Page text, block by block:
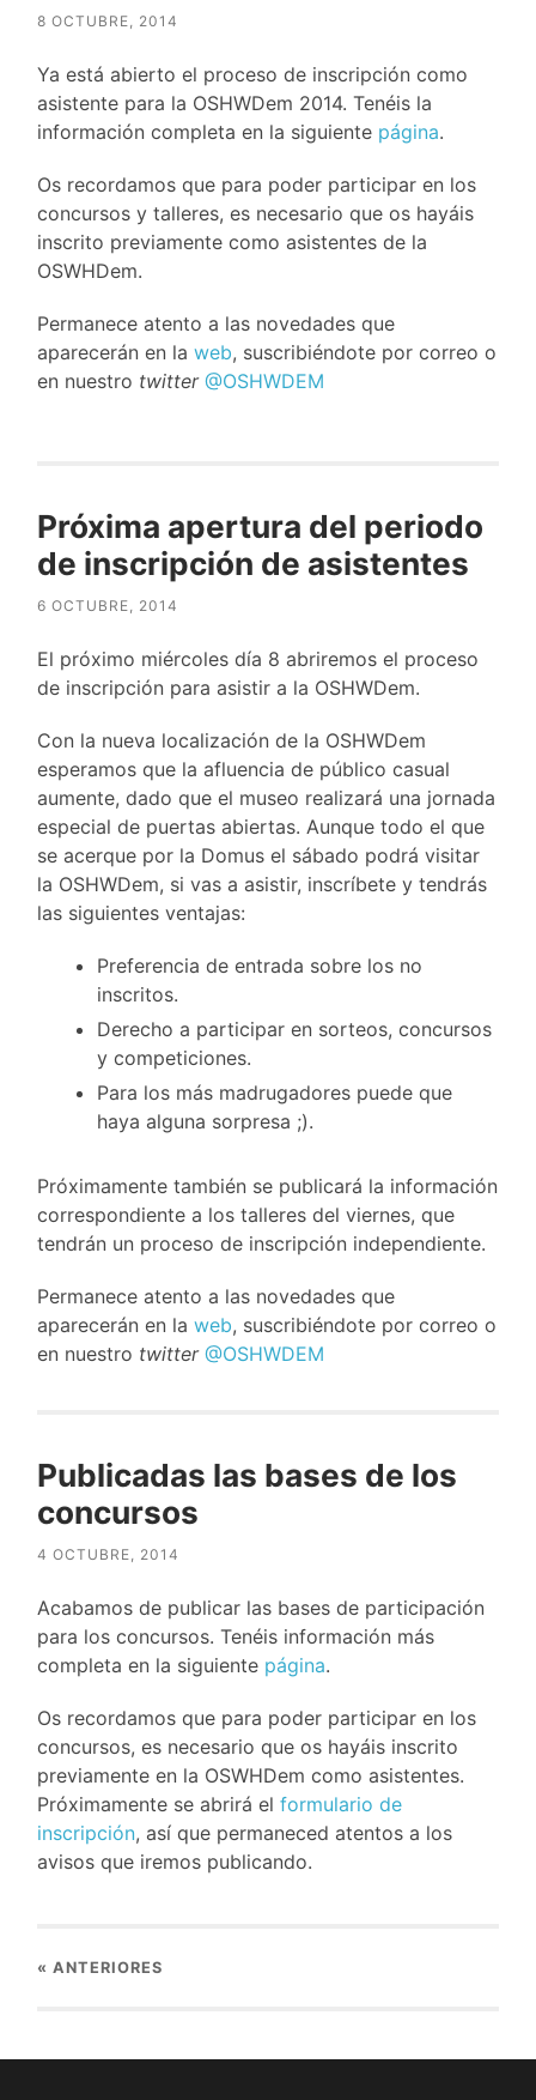
8 OCTUBRE, 2014
Ya está abierto el proceso de inscripción como
asistente para la OSHWDem 2014. Tenéis la
información completa en la siguiente página.
Os recordamos que para poder participar en los
concursos y talleres, es necesario que os hayáis
inscrito previamente como asistentes de la
OSWHDem.
Permanece atento a las novedades que
aparecerán en laweb, suscribiéndote por correo o
en nuestro twitter @OSHWDEM
Próxima apertura del periodo
de inscripción de asistentes
6 OCTUBRE, 2014
El próximo miércoles día 8 abriremos el proceso
de inscripción para asistir a la OSHWDem.
Con la nueva localización de la OSHWDem
esperamos que la afluencia de público casual
aumente, dado que el museo realizará una jornada
especial de puertas abiertas. Aunque todo el que
se acerque por la Domus el sábado podrá visitar
la OSHWDem, si vas a asistir, inscríbete y tendrás
las siguientes ventajas:
Preferencia de entrada sobre los no
inscritos.
Derecho a participar en sorteos, concursos
y competiciones.
Para los más madrugadores puede que
haya alguna sorpresa ;).
Próximamente también se publicará la información
correspondiente a los talleres del viernes, que
tendrán un proceso de inscripción independiente.
Permanece atento a las novedades que
aparecerán en laweb, suscribiéndote por correo o
en nuestro twitter @OSHWDEM
Publicadas las bases de los
concursos
4 OCTUBRE, 2014
Acabamos de publicar las bases de participación
para los concursos. Tenéis información más
completa en la siguiente página.
Os recordamos que para poder participar en los
concursos, es necesario que os hayáis inscrito
previamente en la OSWHDem como asistentes.
Próximamente se abrirá elformulario de
inscripción, así que permaneced atentos a los
avisos que iremos publicando.
«ANTERIORES